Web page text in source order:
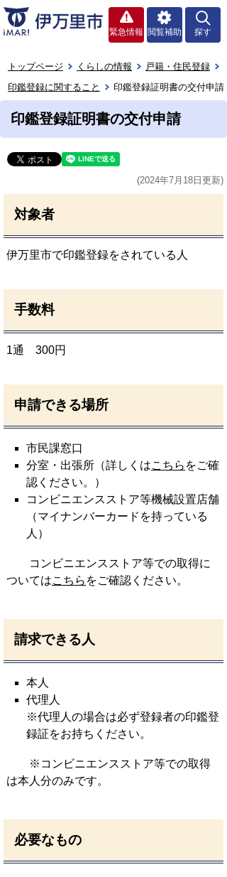
緊急情報 閲覧補助 探す
トップページ くらしの情報
戸籍・住民登録
印鑑登録に関すること
印鑑登録証明書の交付申請
印鑑登録証明書の交付申請
(2024年7月18日更新)
対象者
伊万里市で印鑑登録をされている人
手数料
1通 300円
申請できる場所
市民課窓口
分室・出張所（詳しくはこちら をご確
認ください。）
コンビニエンスストア等機械設置店舗
（マイナンバーカードを持っている
人）
コンビニエンスストア等での取得に
ついてはこちら をご確認ください。
請求できる人
本人
代理人
※代理人の場合は必ず登録者の印鑑登
録証をお持ちください。
※コンビニエンスストア等での取得
は本人分のみです。
必要なもの